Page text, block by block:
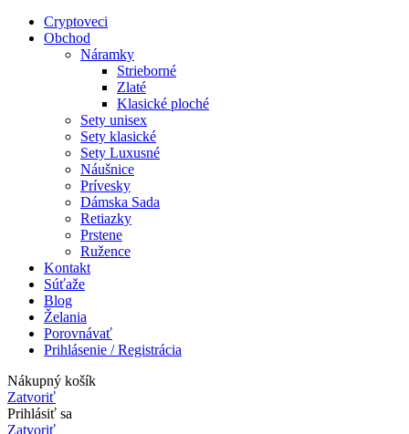
Cryptoveci
Obchod
Náramky
Strieborné
Zlaté
Klasické ploché
Sety unisex
Sety klasické
Sety Luxusné
Náušnice
Prívesky
Dámska Sada
Retiazky
Prstene
Ružence
Kontakt
Súťaže
Blog
Želania
Porovnávať
Prihlásenie / Registrácia
Nákupný košík
Zatvoriť
Prihlásiť sa
Zatvoriť